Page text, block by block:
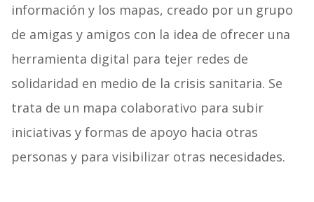
información y los mapas, creado por un grupo
de amigas y amigos con la idea de ofrecer una
herramienta digital para tejer redes de
solidaridad en medio de la crisis sanitaria. Se
trata de un mapa colaborativo para subir
iniciativas y formas de apoyo hacia otras
personas y para visibilizar otras necesidades.